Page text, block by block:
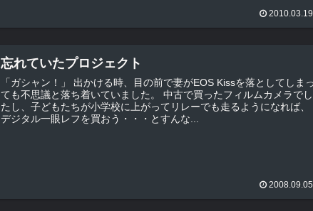
2010.03.19
忘れていたプロジェクト
「ガシャン！」 出かける時、目の前で妻がEOS Kissを落としてしまっ
ても不思議と落ち着いていました。 中古で買ったフィルムカメラでし
たし、子どもたちが小学校に上がってリレーでも走るようになれば、
デジタル一眼レフを買おう・・・とすんな...
2008.09.05